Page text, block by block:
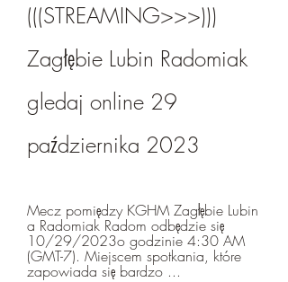
(((STREAMING>>>)))
Zagłębie Lubin Radomiak
gledaj online 29
października 2023
Mecz pomiędzy KGHM Zagłębie Lubin
a Radomiak Radom odbędzie się
10/29/2023o godzinie 4:30 AM
(GMT-7). Miejscem spotkania, które
zapowiada się bardzo ...